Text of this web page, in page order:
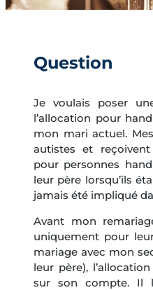
Question
Je voulais poser
l’allocation pour
mon mari actuel.
autistes et
pour personnes
leur père lorsqu’ils
jamais été impliqué
Avant mon
uniquement pour
mariage avec mon
leur père),
sur son compte. Il